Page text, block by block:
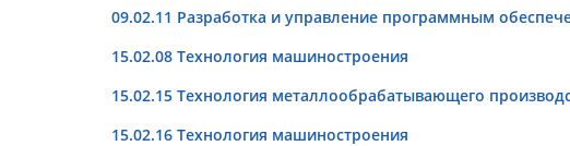
09.02.11 Разработка и управление программным
15.02.08 Технология машиностроения
15.02.15 Технология металлообрабатывающего
15.02.16 Технология машиностроения